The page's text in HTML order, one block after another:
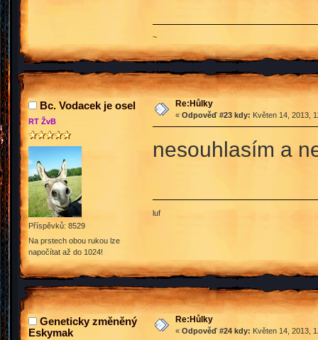
~
Bc. Vodacek je osel
RT ŽvB
Příspěvků: 8529
Na prstech obou rukou lze
napočítat až do 1024!
Re:Hůlky
« Odpověď #23 kdy: Květen 14, 2013,
nesouhlasím a
luf
Geneticky změněný
Eskymak
Re:Hůlky
« Odpověď #24 kdy: Květen 14, 2013,